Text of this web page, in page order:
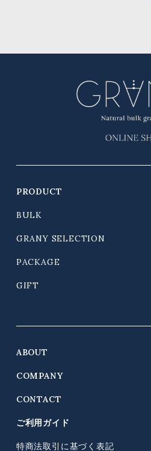
PRODUCT
BULK
GRANY SELECTION
PACKAGE
GIFT
ABOUT
COMPANY
CONTACT
ご利用ガイド
特商法取引に基づく表記